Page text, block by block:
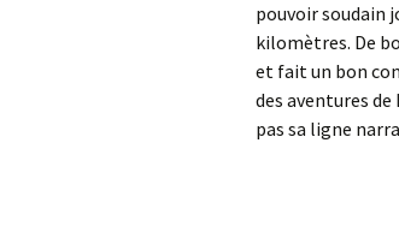
pouvoir soudain
kilomètres. De
et fait un bon
des aventures
pas sa ligne